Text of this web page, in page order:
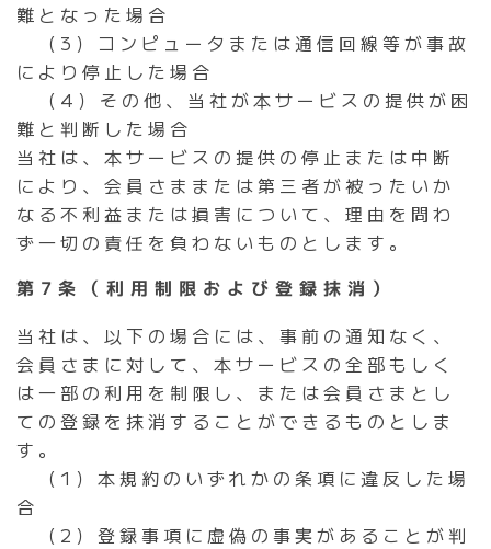
難となった場合
（3）コンピュータまたは通信回線等が事故
により停止した場合
（4）その他、当社が本サービスの提供が困
難と判断した場合
当社は、本サービスの提供の停止または中断
により、会員さままたは第三者が被ったいか
なる不利益または損害について、理由を問わ
ず一切の責任を負わないものとします。
第7条（利用制限および登録抹消）
当社は、以下の場合には、事前の通知なく、
会員さまに対して、本サービスの全部もしく
は一部の利用を制限し、または会員さまとし
ての登録を抹消することができるものとしま
す。
（1）本規約のいずれかの条項に違反した場
合
（2）登録事項に虚偽の事実があることが判